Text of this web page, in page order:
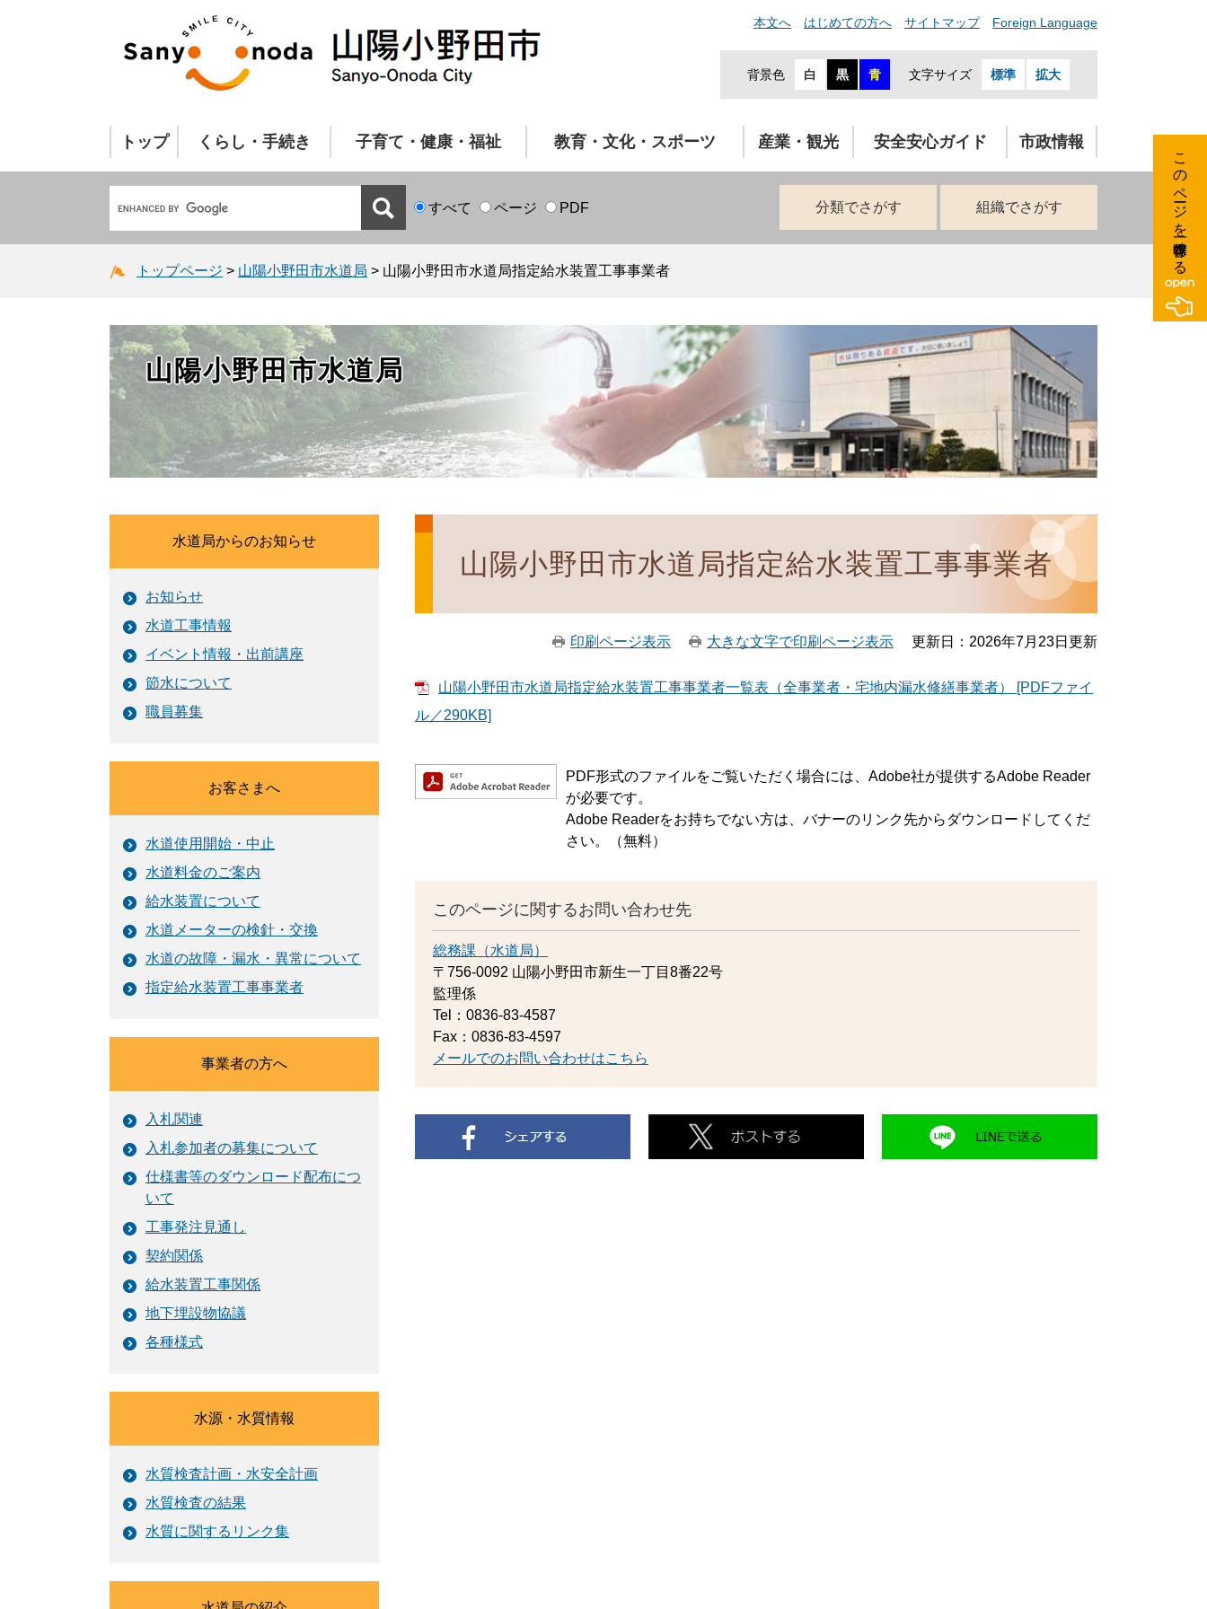
本文へ はじめての方へ サイトマップ Foreign Language
背景色 白 黒 青 文字サイズ 標準 拡大
トップ くらし・手続き 子育て・健康・福祉 教育・文化・スポーツ 産業・観光 安全安心ガイド 市政情報
すべて ページ PDF 分類でさがす 組織でさがす
トップページ > 山陽小野田市水道局 > 山陽小野田市水道局指定給水装置工事事業者
山陽小野田市水道局
山陽小野田市水道局指定給水装置工事事業者
印刷ページ表示 大きな文字で印刷ページ表示 更新日：2026年7月23日更新
山陽小野田市水道局指定給水装置工事事業者一覧表（全事業者・宅地内漏水修繕事業者） [PDFファイ
ル／290KB]
PDF形式のファイルをご覧いただく場合には、Adobe社が提供するAdobe Reader
が必要です。
Adobe Readerをお持ちでない方は、バナーのリンク先からダウンロードしてくだ
さい。（無料）
このページに関するお問い合わせ先
総務課（水道局）
〒756-0092 山陽小野田市新生一丁目8番22号
監理係
Tel：0836-83-4587
Fax：0836-83-4597
メールでのお問い合わせはこちら
水道局からのお知らせ
お知らせ
水道工事情報
イベント情報・出前講座
節水について
職員募集
お客さまへ
水道使用開始・中止
水道料金のご案内
給水装置について
水道メーターの検針・交換
水道の故障・漏水・異常について
指定給水装置工事事業者
事業者の方へ
入札関連
入札参加者の募集について
仕様書等のダウンロード配布につ
いて
工事発注見通し
契約関係
給水装置工事関係
地下埋設物協議
各種様式
水源・水質情報
水質検査計画・水安全計画
水質検査の結果
水質に関するリンク集
このページを一時保存する